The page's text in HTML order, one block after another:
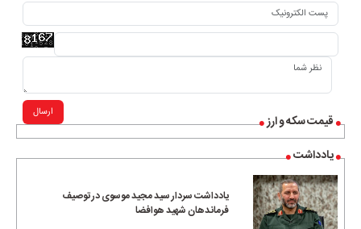
قیمت سکه و ارز
یادداشت
یادداشت سردار سید مجید موسوی در توصیف
فرماندهان شهید هوافضا
ارسال